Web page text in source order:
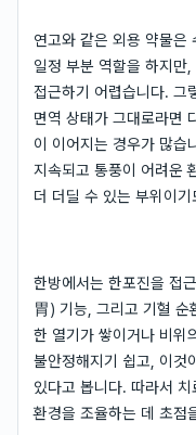
연고와 같은 외용 약물은
일정 부분 역할을 하지만
접근하기 어렵습니다. 그
면역 상태가 그대로라면
이 이어지는 경우가 많습
지속되고 통풍이 어려운
더 더딜 수 있는 부위이기
한방에서는 한포진을 접
胃) 기능, 그리고 기혈 순
한 열기가 쌓이거나 비위
불안정해지기 쉽고, 이것
있다고 봅니다. 따라서
환경을 조율하는 데 초점